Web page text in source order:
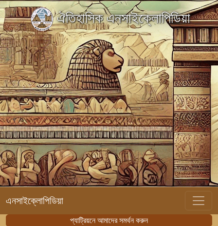
ঐতিহাসিক এনসাইক্লোপিডিয়া
এনসাইক্লোপিডিয়া
প্যাট্রিয়নে আমাদের সমর্থন করুন